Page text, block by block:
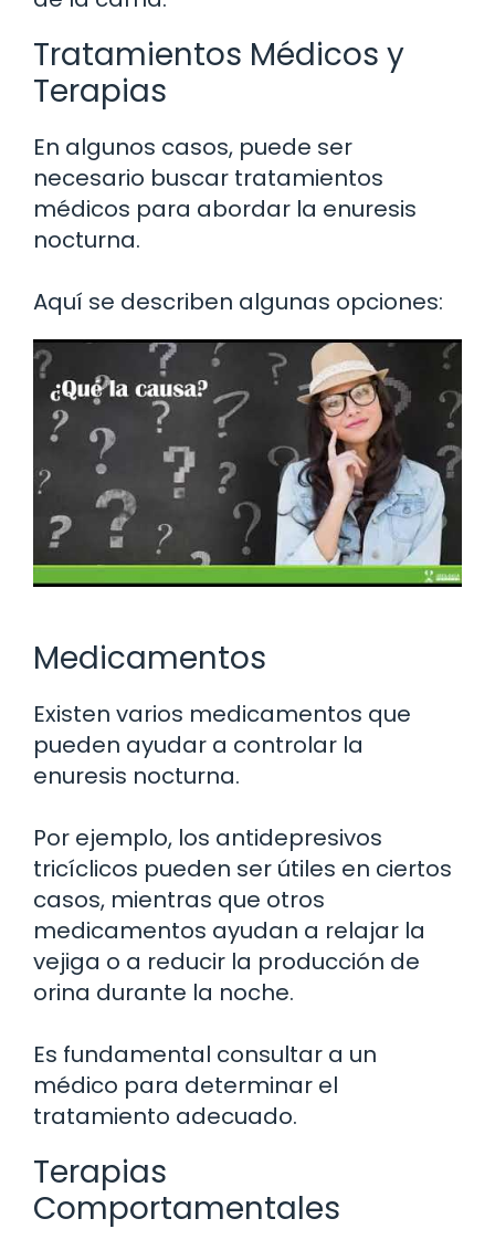
Tratamientos Médicos y
Terapias
En algunos casos, puede ser
necesario buscar tratamientos
médicos para abordar la enuresis
nocturna.
Aquí se describen algunas opciones:
Medicamentos
Existen varios medicamentos que
pueden ayudar a controlar la
enuresis nocturna.
Por ejemplo, los antidepresivos
tricíclicos pueden ser útiles en ciertos
casos, mientras que otros
medicamentos ayudan a relajar la
vejiga o a reducir la producción de
orina durante la noche.
Es fundamental consultar a un
médico para determinar el
tratamiento adecuado.
Terapias
Comportamentales